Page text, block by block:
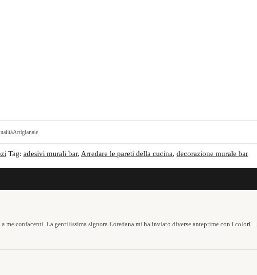
Artigianale
Tag: adesivi murali bar, Arredare le pareti della cucina, decorazione murale bar
me confacenti. La gentilissima signora Loredana mi ha inviato diverse anteprime con i colori…